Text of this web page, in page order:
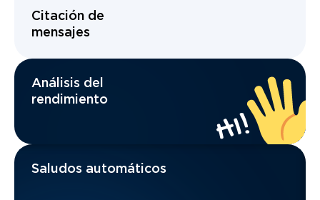
Citación de
mensajes
Saludos automáticos
Análisis del
rendimiento